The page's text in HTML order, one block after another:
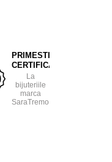
PRIMESTI
CERTIFICAT
La
bijuteriile
marca
SaraTremo.